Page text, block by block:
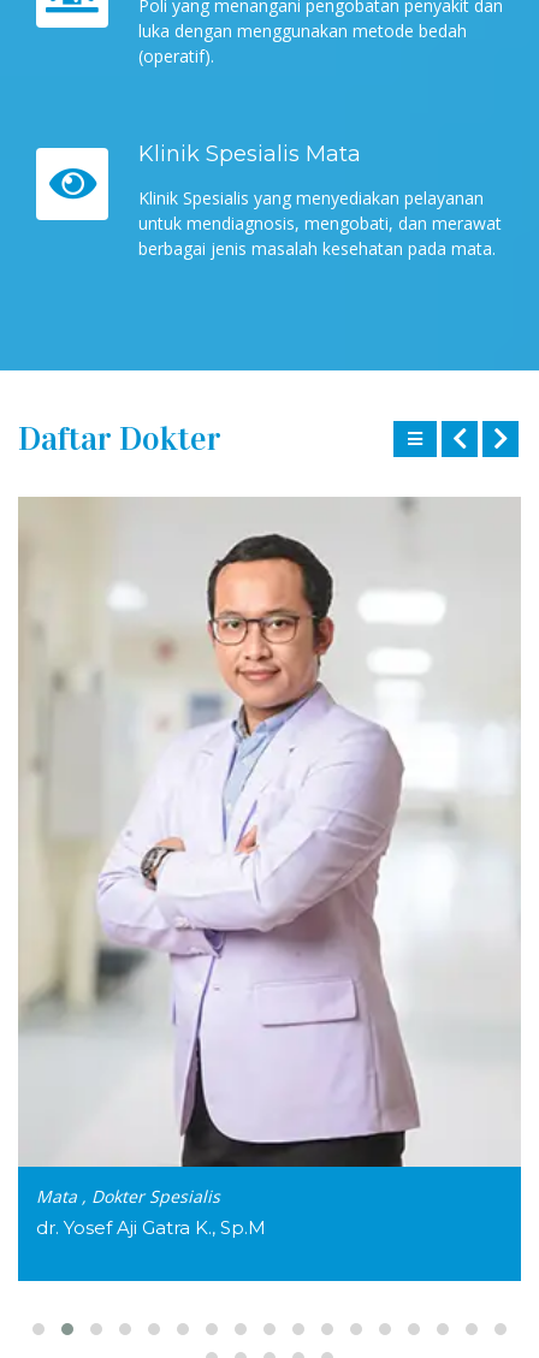
Poli yang menangani pengobatan penyakit dan
luka dengan menggunakan metode bedah
(operatif).
Klinik Spesialis Mata
Klinik Spesialis yang menyediakan pelayanan
untuk mendiagnosis, mengobati, dan merawat
berbagai jenis masalah kesehatan pada mata.
Daftar Dokter
Mata , Dokter Spesialis
dr. Yosef Aji Gatra K., Sp.M